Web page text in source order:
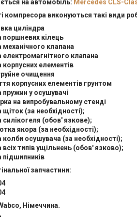
на автомобіль: Mercedes CLS-
компресора виконуються такі види
циліндра
поршневих кілець
механічного клапана
електромагнітного клапана
корпусних елементів
очищення
корпусних елементів грунтом
пружин у осушувачі
на випробувальному стенді
щіток (за необхідності);
силікогеля (обов' язкове);
якора (за необхідності);
колби осушувача (за необхідності);
всіх типів ущільнень (обов' язково);
підшипників
запчастини:
Німеччина.